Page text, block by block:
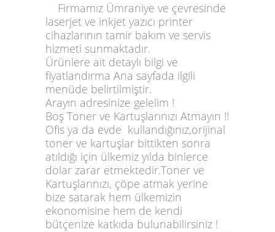
Firmamız Ümraniye ve çevresinde
laserjet ve inkjet yazıcı printer
cihazlarının tamir bakım ve servis
hizmeti sunmaktadır.
Ürünlere ait detaylı bilgi ve
fiyatlandırma Ana sayfada ilgili
menüde belirtilmiştir.
Arayın adresinize gelelim !
Boş Toner ve Kartuşlarınızı Atmayın !!
Ofis ya da evde kullandığınız,orijinal
toner ve kartuşlar bittikten sonra
atıldığı için ülkemiz yılda binlerce
dolar zarar etmektedir.Toner ve
Kartuşlarınızı, çöpe atmak yerine
bize satarak hem ülkemizin
ekonomisine hem de kendi
bütçenize katkıda bulunabilirsiniz !